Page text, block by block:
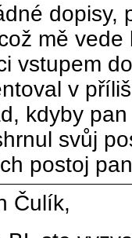
dopisy,
mě
vstupem
v
kdyby
svůj
postoj
Čulík,